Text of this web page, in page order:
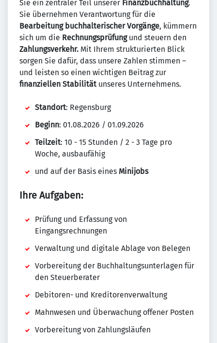
Sie ein zentraler Teil unserer Finanzbuchhaltung.
Sie übernehmen Verantwortung für die
Bearbeitung buchhalterischer Vorgänge, kümmern
sich um die Rechnungsprüfungund steuern den
Zahlungsverkehr. Mit Ihrem strukturierten Blick
sorgen Sie dafür, dass unsere Zahlen stimmen –
und leisten so einen wichtigen Beitrag zur
finanziellen Stabilitätunseres Unternehmens.
Standort: Regensburg
Beginn: 01.08.2026 / 01.09.2026
Teilzeit: 10 - 15 Stunden / 2 - 3 Tage pro
Woche, ausbaufähig
und auf der Basis eines Minijobs
Ihre Aufgaben:
Prüfung und Erfassung von
Eingangsrechnungen
Verwaltung und digitale Ablage von Belegen
Vorbereitung der Buchhaltungsunterlagen für
den Steuerberater
Debitoren- und Kreditorenverwaltung
Mahnwesen und Überwachung offener Posten
Vorbereitung von Zahlungsläufen